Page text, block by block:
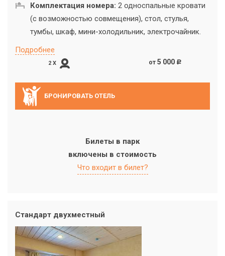
Комплектация номера: 2 односпальные кровати
(с возможностью совмещения), стол, стулья,
тумбы, шкаф, мини-холодильник, электрочайник.
Подробнее
2 X от5 000 c
БРОНИРОВАТЬ ОТЕЛЬ
Билеты в парк
включены в стоимость
Что входит в билет?
Стандарт двухместный